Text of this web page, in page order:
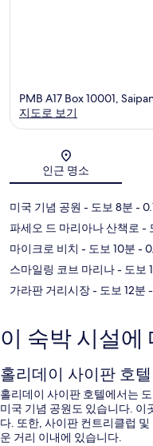
PMB A17 Box 10001,
지도로 보기
인근 명소
미국 기념 공원 - 도보 8분 -
파세오 드 마리아나 산책로 -
마이크로 비치 - 도보 10분 -
스마일링 코브 마리나- 도보
가라판 거리시장- 도보 12분
이 숙박 시설에
홀리데이 사이판 호텔
홀리데이 사이판 호텔에서는
미국 기념 공원도 있습니다. 이
다. 또한, 사이판 컨트리클럽
운 거리 이내에 있습니다.